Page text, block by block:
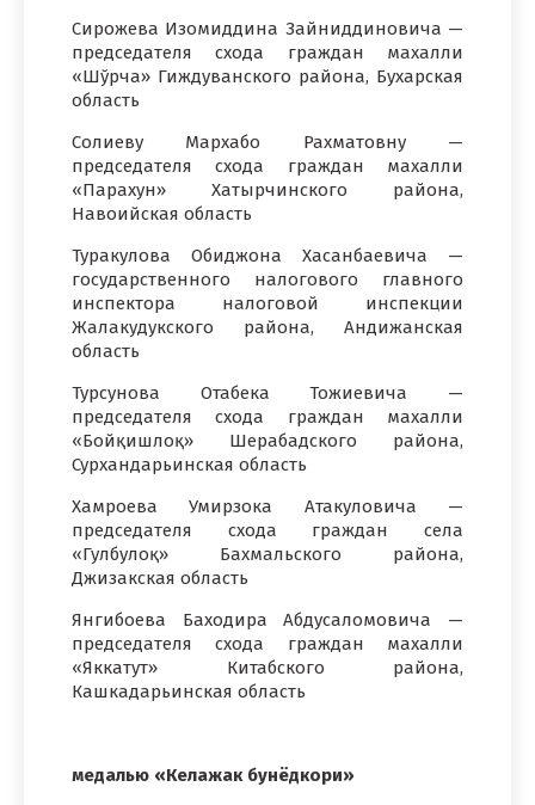
Сирожева Изомиддина Зайниддиновича —
председателя схода граждан махалли
«Шўрча» Гиждуванского района, Бухарская
область
Солиеву Мархабо Рахматовну —
председателя схода граждан махалли
«Парахун» Хатырчинского района,
Навоийская область
Туракулова Обиджона Хасанбаевича —
государственного налогового главного
инспектора налоговой инспекции
Жалакудукского района, Андижанская
область
Турсунова Отабека Тожиевича —
председателя схода граждан махалли
«Бойқишлоқ» Шерабадского района,
Сурхандарьинская область
Хамроева Умирзока Атакуловича —
председателя схода граждан села
«Гулбулоқ» Бахмальского района,
Джизакская область
Янгибоева Баходира Абдусаломовича —
председателя схода граждан махалли
«Яккатут» Китабского района,
Кашкадарьинская область
медалью «Келажак бунёдкори»